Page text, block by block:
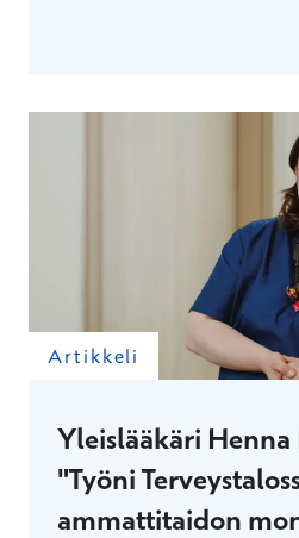
määrätietoinen juniorityö,
Artikkeli
Yleislääkäri Henna
"Työni
ammattitaidon